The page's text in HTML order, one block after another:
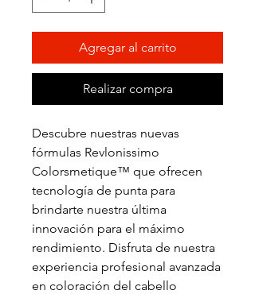
Agregar al carrito
Realizar compra
Descubre nuestras nuevas
fórmulas Revlonissimo
Colorsmetique™ que ofrecen
tecnología de punta para
brindarte nuestra última
innovación para el máximo
rendimiento. Disfruta de nuestra
experiencia profesional avanzada
en coloración del cabello